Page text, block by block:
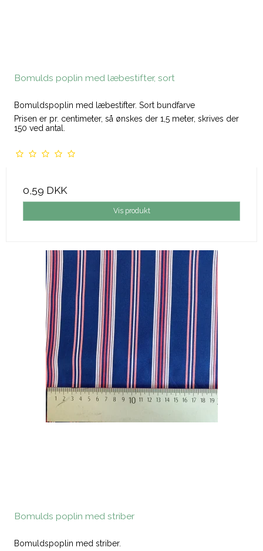
Bomulds poplin med læbestifter, sort
Bomuldspoplin med læbestifter. Sort bundfarve
Prisen er pr. centimeter, så ønskes der 1,5 meter, skrives der
150 ved antal.
0,59 DKK
Vis produkt
Bomulds poplin med striber
Bomuldspoplin med striber.